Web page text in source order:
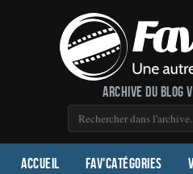
Archive du blog
Accueil Fav'Catégories